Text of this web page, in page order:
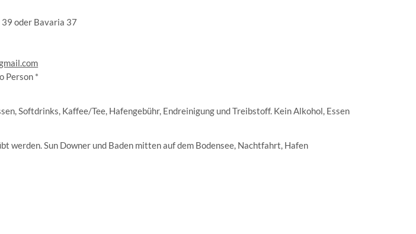
39 oder Bavaria 37
Person *
Softdrinks, Kaffee/Tee, Hafengebühr, Endreinigung und Treibstoff. Kein Alkohol, Essen
werden.Sun Downer und Baden mitten auf dem Bodensee, Nachtfahrt, Hafen